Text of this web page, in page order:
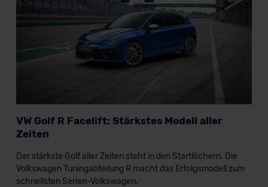
VW Golf R Facelift: Stärkstes Modell aller
Zeiten
Der stärkste Golf aller Zeiten steht in den Startlöchern. Die
Volkswagen Tuningabteilung R macht das Erfolgsmodell zum
schnellsten Serien-Volkswagen.